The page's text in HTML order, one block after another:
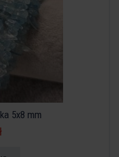
5x8 mm